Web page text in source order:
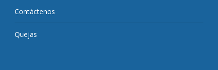
Contáctenos
Quejas